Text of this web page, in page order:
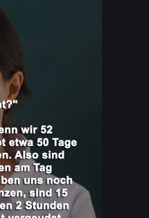
wo du faulenzen
Samstag!!!